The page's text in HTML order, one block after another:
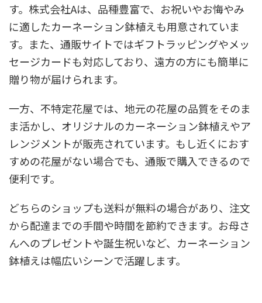
す。株式会社Aは、品種豊富で、お祝いやお悔やみ
に適したカーネーション鉢植えも用意されていま
す。また、通販サイトではギフトラッピングやメッ
セージカードも対応しており、遠方の方にも簡単に
贈り物が届けられます。
一方、不特定花屋では、地元の花屋の品質をそのま
ま活かし、オリジナルのカーネーション鉢植えやア
レンジメントが販売されています。もし近くにおす
すめの花屋がない場合でも、通販で購入できるので
便利です。
どちらのショップも送料が無料の場合があり、注文
から配達までの手間や時間を節約できます。お母さ
んへのプレゼントや誕生祝いなど、カーネーション
鉢植えは幅広いシーンで活躍します。